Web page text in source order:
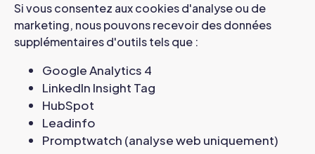
Si vous consentez aux cookies d'analyse ou de
marketing, nous pouvons recevoir des données
supplémentaires d'outils tels que :
Google Analytics 4
LinkedIn Insight Tag
HubSpot
Leadinfo
Promptwatch (analyse web uniquement)